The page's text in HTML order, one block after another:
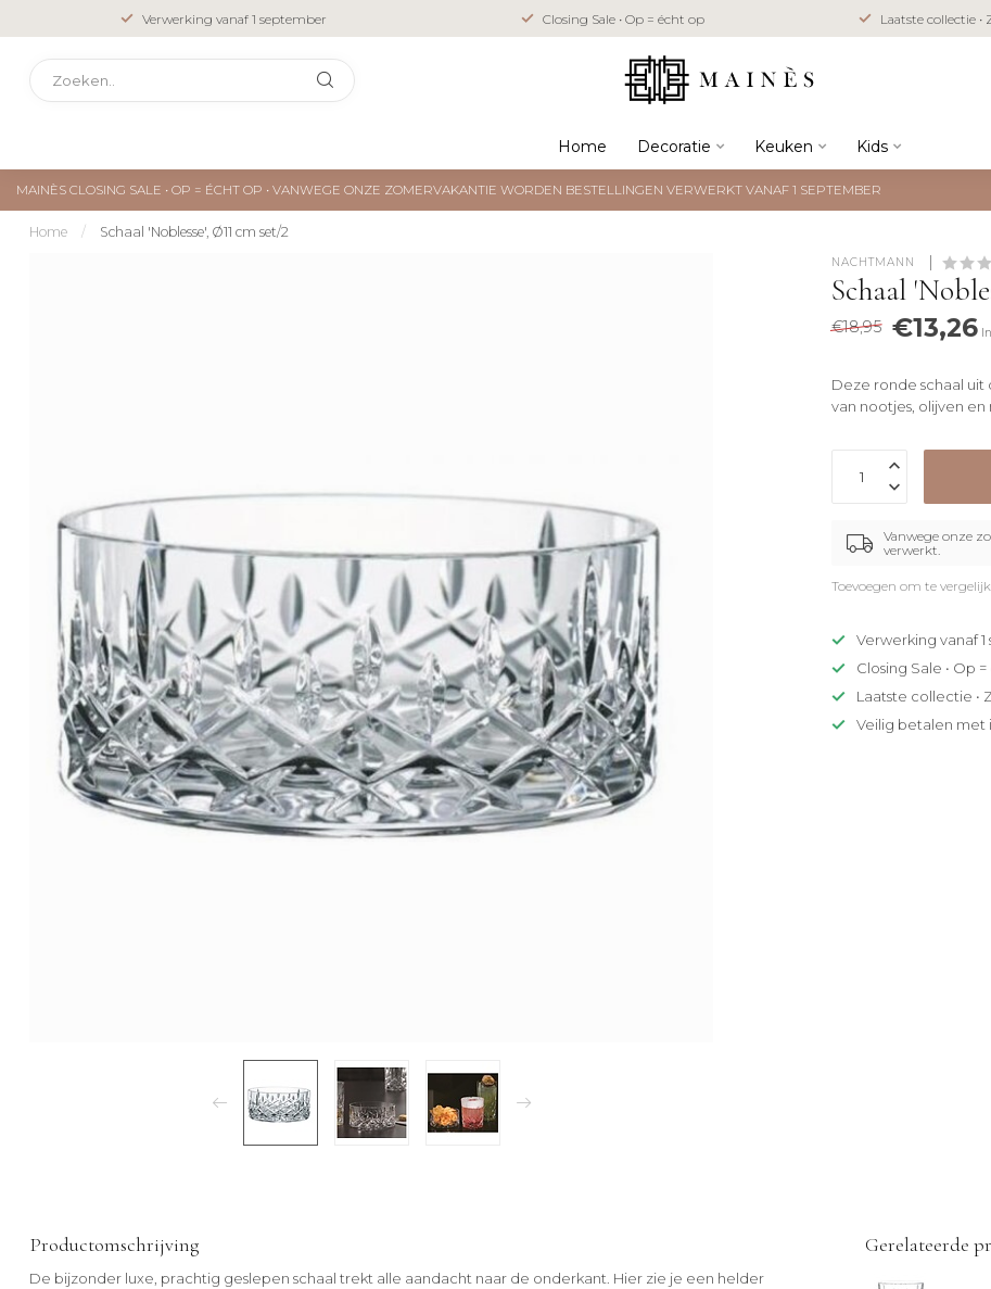
Verwerking vanaf 1 september Closing Sale • Op = écht op Laatste collectie
Home Decoratie Keuken Kids
MAINÈS CLOSING SALE • OP = ÉCHT OP • VANWEGE ONZE ZOMERVAKANTIE WORDEN BESTELLINGEN VERWERKT VANAF 1 SEPTEMBER
Home / Schaal 'Noblesse', Ø11 cm set/2
NACHTMANN
Schaal
€18,95 €13,26
Deze ronde schaal uit
van nootjes, olijven en
Vanwege onze
verwerkt.
Toevoegen om te
Verwerking vanaf
Closing Sale • Op
Laatste collectie •
Veilig betalen met
Productomschrijving
De bijzonder luxe, prachtig geslepen schaal trekt alle aandacht naar de onderkant. Hier zie je een helder
Gerelateerde